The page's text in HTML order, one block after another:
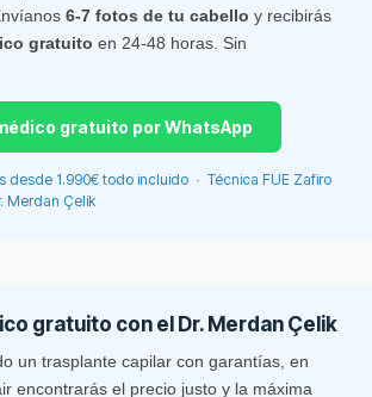
6-7 fotos de tu cabello y recibirás
gratuito en 24-48 horas. Sin
gratuito por WhatsApp
desde 1.990€ todo incluido · Técnica FUE Zafiro
Merdan Çelik
gratuito con el Dr. Merdan Çelik
un trasplante capilar con garantías, en
encontrarás el precio justo y la máxima